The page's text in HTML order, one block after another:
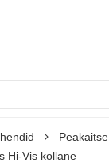
Peakaitse
Hi-Vis kollane